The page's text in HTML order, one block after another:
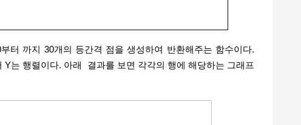
터 까지 30개의 등간격 점을 생성하여 반환해주는 함수이다.
는 행렬이다. 아래  결과를 보면 각각의 행에 해당하는 그래프